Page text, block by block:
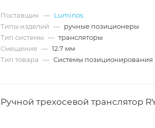
Поставщик — Luminos
Типы изделий — ручные позиционеры
Тип системы — трансляторы
Смещение — 12.7 мм
Тип товара — Системы позиционирования
Ручной трехосевой транслятор